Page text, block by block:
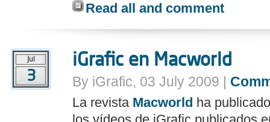
Read all and comment
Jul
3
iGrafic en Macworld
By iGrafic, 03 July 2009 |
La revista Macworld ha